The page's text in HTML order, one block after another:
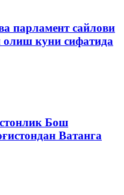
парламент сайлови
олиш куни сифатида
Бош
Ватанга